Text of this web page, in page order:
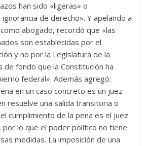
han sido «ligeras» o
de derecho». Y apelando a
abogado, recordó que «las
son establecidas por el
y no por la Legislatura de la
de fondo que la Constitución ha
federal». Además agregó:
en un caso concreto es un juez
resuelve una salida transitoria o
cumplimiento de la pena es el juez
por lo que el poder político no tiene
medidas. La imposición de una